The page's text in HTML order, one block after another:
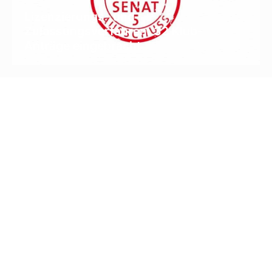
Lizenzierungs- und
Zulassungsverfahren: 32 Klub-
Anträge eingebracht